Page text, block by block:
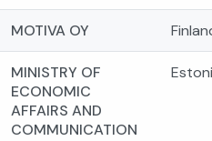
MOTIVA OY
MINISTRY OF
ECONOMIC
AFFAIRS AND
COMMUNICATION